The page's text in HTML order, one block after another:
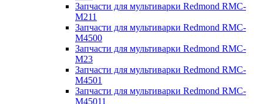
Запчасти для мультиварки Redmond RMC-
M211
Запчасти для мультиварки Redmond RMC-
M4500
Запчасти для мультиварки Redmond RMC-
M23
Запчасти для мультиварки Redmond RMC-
M4501
Запчасти для мультиварки Redmond RMC-
M45011